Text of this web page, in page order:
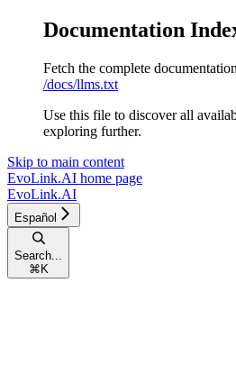
Documentation
Fetch the complete
/docs/llms.txt
Use this file to discover all
exploring further.
Skip to main content
EvoLink.AI home page
EvoLink.AI
Español
Search...
⌘ K